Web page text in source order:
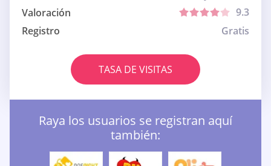
Valoración
9.3
Registro
Gratis
TASA DE VISITAS
Raya los usuarios se registran aquí
también: